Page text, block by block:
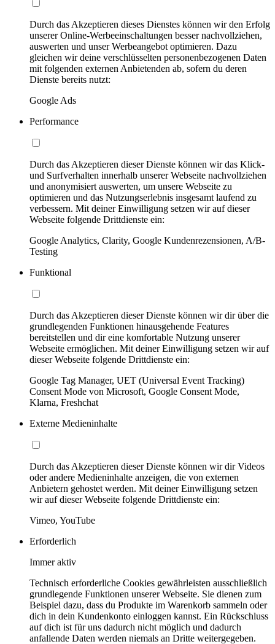
Durch das Akzeptieren dieses Dienstes können wir den Erfolg
unserer Online-Werbeeinschaltungen besser nachvollziehen,
auswerten und unser Werbeangebot optimieren. Dazu
gleichen wir deine verschlüsselten personenbezogenen Daten
mit folgenden externen Anbietenden ab, sofern du deren
Dienste bereits nutzt:
Google Ads
Performance
Durch das Akzeptieren dieser Dienste können wir das Klick-
und Surfverhalten innerhalb unserer Webseite nachvollziehen
und anonymisiert auswerten, um unsere Webseite zu
optimieren und das Nutzungserlebnis insgesamt laufend zu
verbessern. Mit deiner Einwilligung setzen wir auf dieser
Webseite folgende Drittdienste ein:
Google Analytics, Clarity, Google Kundenrezensionen, A/B-
Testing
Funktional
Durch das Akzeptieren dieser Dienste können wir dir über die
grundlegenden Funktionen hinausgehende Features
bereitstellen und dir eine komfortable Nutzung unserer
Webseite ermöglichen. Mit deiner Einwilligung setzen wir auf
dieser Webseite folgende Drittdienste ein:
Google Tag Manager, UET (Universal Event Tracking)
Consent Mode von Microsoft, Google Consent Mode,
Klarna, Freshchat
Externe Medieninhalte
Durch das Akzeptieren dieser Dienste können wir dir Videos
oder andere Medieninhalte anzeigen, die von externen
Anbietern gehostet werden. Mit deiner Einwilligung setzen
wir auf dieser Webseite folgende Drittdienste ein:
Vimeo, YouTube
Erforderlich
Immer aktiv
Technisch erforderliche Cookies gewährleisten ausschließlich
grundlegende Funktionen unserer Webseite. Sie dienen zum
Beispiel dazu, dass du Produkte im Warenkorb sammeln oder
dich in dein Kundenkonto einloggen kannst. Ein Rückschluss
auf dich ist für uns dadurch nicht möglich und dadurch
anfallende Daten werden niemals an Dritte weitergegeben.